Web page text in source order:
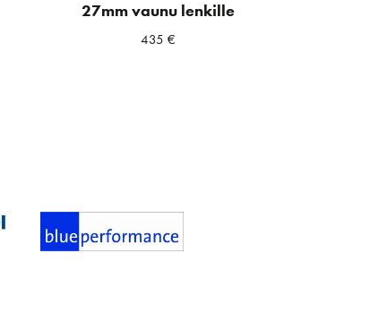
27mm vaunu lenkille
435 €